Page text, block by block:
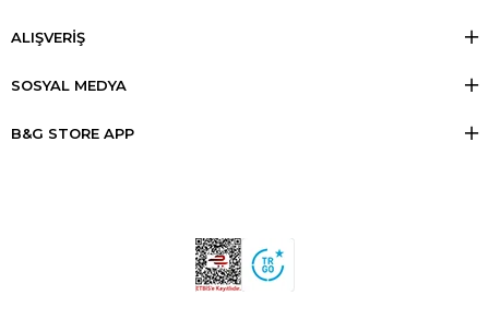
ALIŞVERİŞ
SOSYAL MEDYA
B&G STORE APP